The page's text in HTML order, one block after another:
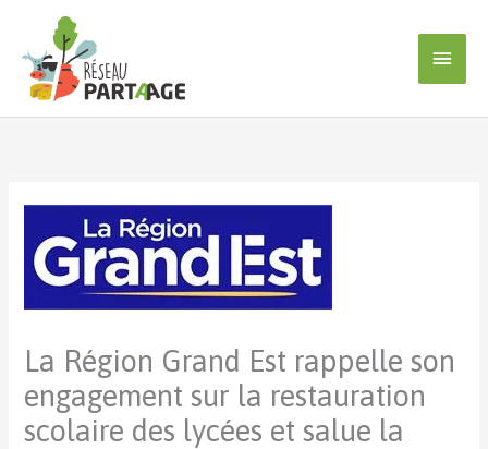
contenu
La Région Grand Est rappelle son
engagement sur la restauration
scolaire des lycées et salue la